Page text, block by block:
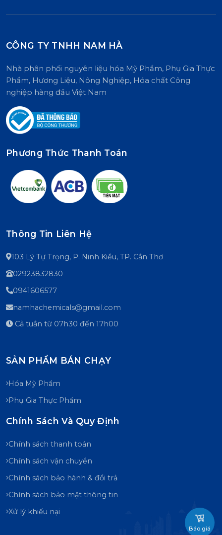
CÔNG TY TNHH NAM HÀ
Nhà phân phối nguyên liệu hóa Mỹ Phẩm, Phụ Gia Thực
Phẩm, Hương Liệu, Nông Nghiệp, Hóa chất Công
nghiệp hàng đầu Việt Nam
Phương Thức Thanh Toán
Thông Tin Liên Hệ
103 Lý Tự Trọng, P. Ninh Kiều, TP. Cần Thơ
02923832830
0941606577
namhachemicals@gmail.com
Cả tuần từ 07h30 đến 17h00
SẢN PHẨM BÁN CHẠY
Hóa Mỹ Phẩm
Phụ Gia Thực Phẩm
Chính Sách Và Quy Định
Chính sách thanh toán
Chính sách vận chuyển
Chính sách bảo hành & đổi trả
Chính sách bảo mật thông tin
Xử lý khiếu nại
Báo giá